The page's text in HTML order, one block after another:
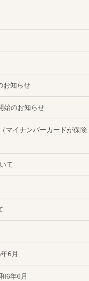
お知らせ
始のお知らせ
マイナンバーカードが保険
て
6月
6年6月